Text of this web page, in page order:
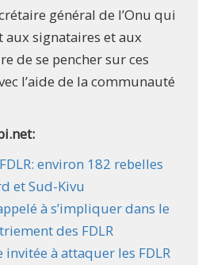
général de l’Onu qui
signataires et aux
de se pencher sur ces
l’aide de la communauté
environ 182 rebelles
et Sud-Kivu
à s’impliquer dans le
des FDLR
invitée à attaquer les FDLR